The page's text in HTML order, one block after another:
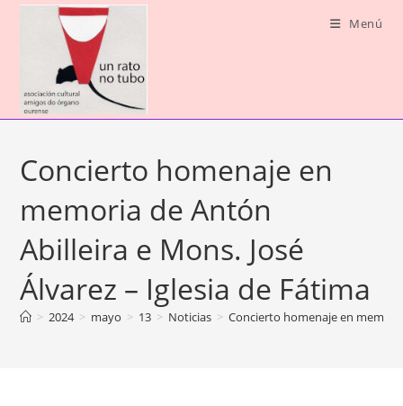
Menú
Concierto homenaje en
memoria de Antón
Abilleira e Mons. José
Álvarez – Iglesia de Fátima
> 2024 > mayo > 13 > Noticias > Concierto homenaje en